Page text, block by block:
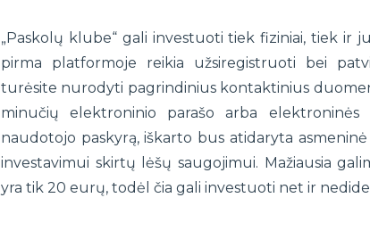
„Paskolų klube“ gali investuoti tiek fiziniai, tiek ir
pirma platformoje reikia užsiregistruoti bei
turėsite nurodyti pagrindinius kontaktinius
minučių elektroninio parašo arba elektroninės
naudotojo paskyrą, iškarto bus atidaryta
investavimui skirtų lėšų saugojimui. Mažiausia
yra tik 20 eurų, todėl čia gali investuoti net ir